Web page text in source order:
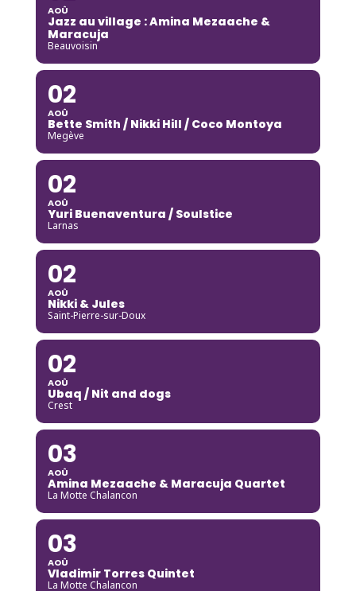
AOÛ
Jazz au village : Amina Mezaache &
Maracuja
Beauvoisin
02
AOÛ
Bette Smith / Nikki Hill / Coco Montoya
Megève
02
AOÛ
Yuri Buenaventura / Soulstice
Larnas
02
AOÛ
Nikki & Jules
Saint-Pierre-sur-Doux
02
AOÛ
Ubaq / Nit and dogs
Crest
03
AOÛ
Amina Mezaache & Maracuja Quartet
La Motte Chalancon
03
AOÛ
Vladimir Torres Quintet
La Motte Chalancon